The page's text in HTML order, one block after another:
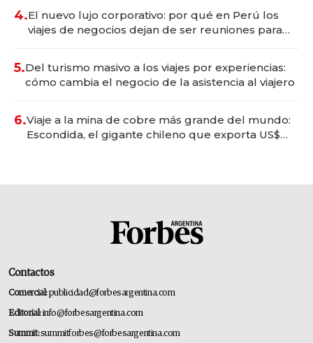
4.El nuevo lujo corporativo: por qué en Perú los
viajes de negocios dejan de ser reuniones para
5.Del turismo masivo a los viajes por experiencias:
cómo cambia el negocio de la asistencia al viajero
6.Viaje a la mina de cobre más grande del mundo:
Escondida, el gigante chileno que exporta US$
Contactos
Comercial:publicidad@forbesargentina.com
Editorial:info@forbesargentina.com
Summit:summitforbes@forbesargentina.com